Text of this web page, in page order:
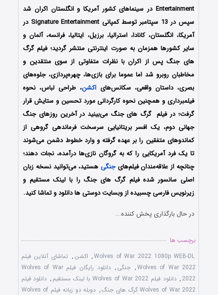
Entertainment در سینماهای کشور آمریکا و انگلستان اکران شد
سپس در 13 سپتامبر توسط کمپانی Signature Entertainment در
آمریکا، انگلستان، کانادا، استرالیا، برزیل، ایتالیا، فرانسه، آلمان و
سایر کشورها همزمان به صورت اینترنتی منتشر گردید؛ فیلم گرگ
های جنگ پس از اکران با نظرات متفاوتی از سوی منتقدین و
مخاطبان روبرو شد اما عموما برای بازی‌ها، چهره‌پردازی، جلوه‌های
بصری، داستان واقعی، سکانس‌های اکشن، طراحی لباس، نحوه
فیلمبرداری و همچنین نحوه کارگردانی مورد تحسین و ستایش قرار
گرفت؛ در فیلم گرگ های جنگ می‌بینید در آخرین روزهای جنگ
جهانی دوم، یک افسر بریتانیایی سرسخت فرماندهی گروهی از
کماندوهای متفقین را بر عهده گرفته و وارد خطوط دشمن می‌شوند
تا یک فرد آمریکایی را که به گروگان نازی‌ها درآمده، نجات دهند؛
چنانچه از علاقه‌مندان فیلم‌هایجنگی هستید، می‌توانید نسخه زبان
اصلی سانسور شده فیلم گرگ های جنگ را با ‌لینک مستقیم و
زیرنویس فارسی چسبیده از وبسایت دوستی ها دانلود و تماشا کنید.
در حال بارگذاری پخش کننده...
برچسب ها
Wolves of War 2022 1080p WEB-DL
, اکشن , تماشای آنلاین فیلم
Wolves of War 2022
, جنگی ,
دانلود رایگان فیلم Wolves of War
2022
, دانلود فیلم Wolves of War 2022 با لینک مستقیم , دانلود فیلم
Wolves of War 2022 گرگ های جنگ
,
دوبله دو زبانه فیلم Wolves of